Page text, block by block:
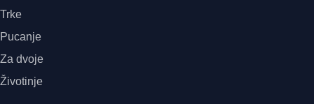
Trke
Pucanje
Za dvoje
Životinje